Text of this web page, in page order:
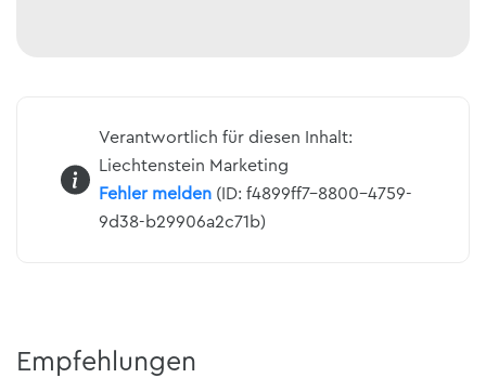
Verantwortlich für diesen Inhalt:
Liechtenstein Marketing
Fehler melden (ID: f4899ff7-8800-4759-
9d38-b29906a2c71b)
Empfehlungen